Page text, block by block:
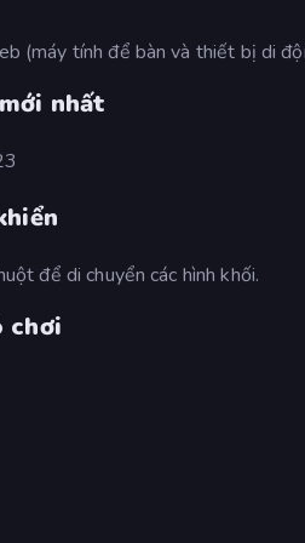
(máy tính để bàn và thiết bị di
nhất
để di chuyển các hình khối.
chơi